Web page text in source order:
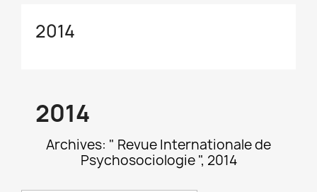
2014
2014
Archives: " Revue Internationale de
Psychosociologie ", 2014